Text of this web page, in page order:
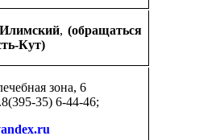
Илимский,(обращаться
Кут)
зона, 6
6-44-46;